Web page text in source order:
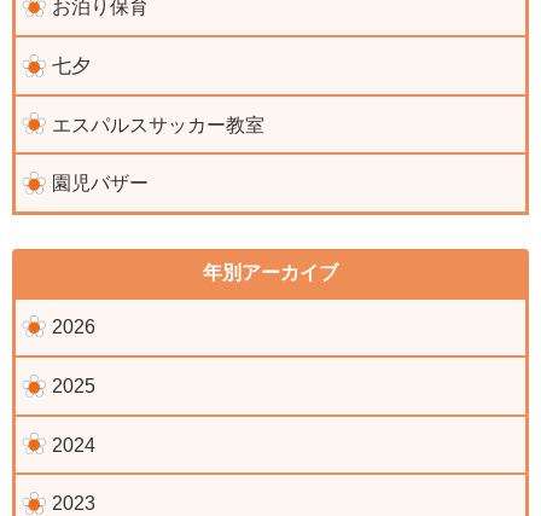
お泊り保育
七夕
エスパルスサッカー教室
園児バザー
年別アーカイブ
2026
2025
2024
2023